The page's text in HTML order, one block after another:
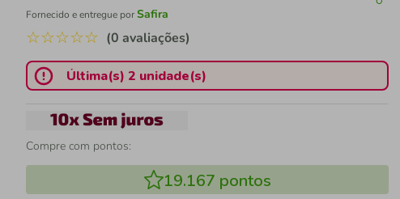
Fornecido e entregue porSafira
☆☆☆☆☆ (0 avaliações)
Última(s) 2 unidade(s)
Compre com pontos:
19.167 pontos